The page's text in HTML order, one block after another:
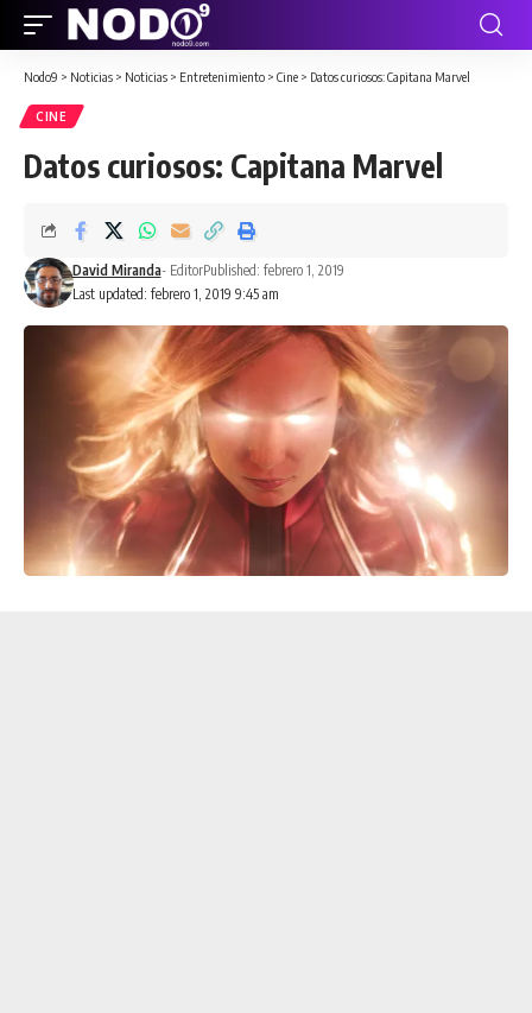
Nodo9 > Noticias > Noticias > Entretenimiento > Cine > Datos curiosos: Capitana Marvel
CINE
Datos curiosos: Capitana Marvel
Last updated: febrero 1, 2019 9:45 am
David Miranda- EditorPublished: febrero 1, 2019